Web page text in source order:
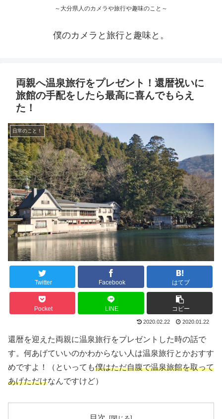
～大分県人のカメラや旅行や趣味のこと～
僕のカメラと旅行と趣味と。
両親へ温泉旅行をプレゼント！還暦祝いに
旅館の手配をしたら最高に喜んでもらえ
た！
日常のこと！
Twitter Facebook はてブ
Pocket LINE コピー
2020.02.22 2020.01.22
還暦を迎えた両親に温泉旅行をプレゼントした時の話で
す。何あげていいのかわからない人は温泉旅行とかおすす
めですよ！（といっても僕はただ自腹で温泉旅館を取って
あげただけなんですけど）